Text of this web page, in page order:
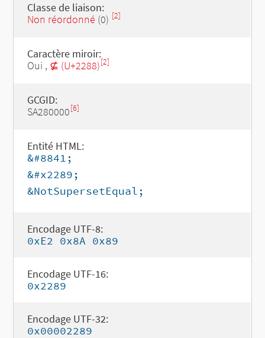
Classe de liaison:
Non réordonné (0) [2]
Caractère miroir:
Oui , ⊈ (U+2288)[2]
GCGID:
SA280000[6]
Entité HTML:
&#8841;
&#x2289;
&NotSupersetEqual;
Encodage UTF-8:
0xE2 0x8A 0x89
Encodage UTF-16:
0x2289
Encodage UTF-32:
0x00002289